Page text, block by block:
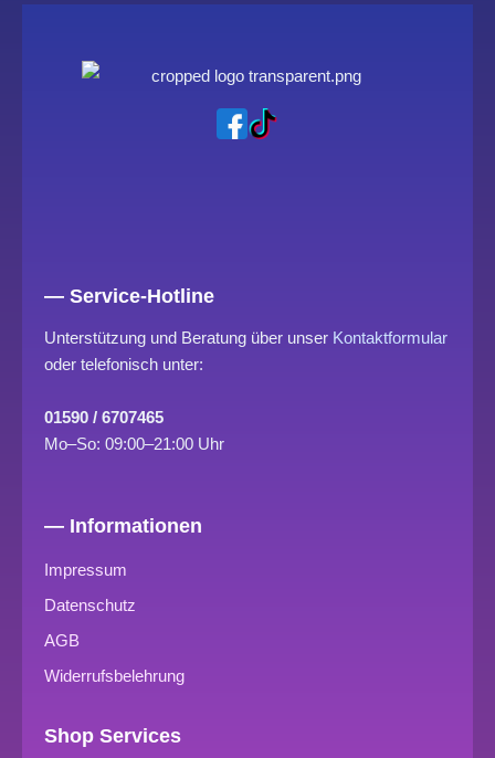
— Service-Hotline
Unterstützung und Beratung über unser Kontaktformular
oder telefonisch unter:
01590 / 6707465
Mo–So: 09:00–21:00 Uhr
— Informationen
Impressum
Datenschutz
AGB
Widerrufsbelehrung
Shop Services